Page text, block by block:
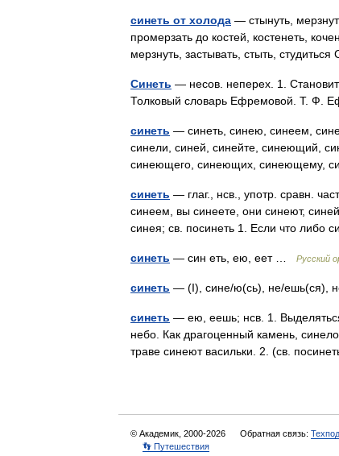
синеть от холода — стынуть,
промерзать до костей, костенеть,
мерзнуть, застывать, стыть,
Синеть — несов. неперех. 1.
Толковый словарь Ефремовой. Т. Ф.
синеть — синеть, синею, синеем,
синели, синей, синейте, синеющий,
синеющего, синеющих,
синеть — глаг., нсв., употр. сравн.
синеем, вы синеете, они синеют,
синея; св. посинеть 1. Если что либо
синеть — син еть, ею, еет … Русский
синеть — (I), сине/ю(сь), не/ешь(ся),
синеть — ею, еешь; нсв. 1.
небо. Как драгоценный камень,
траве синеют васильки. 2. (св.
© Академик, 2000-2026 Обратная связь:
👣 Путешествия